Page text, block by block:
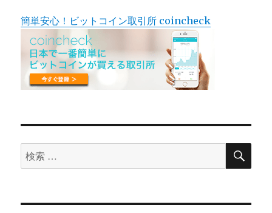
簡単安心！ビットコイン取引所 coincheck
検
索
象:
検